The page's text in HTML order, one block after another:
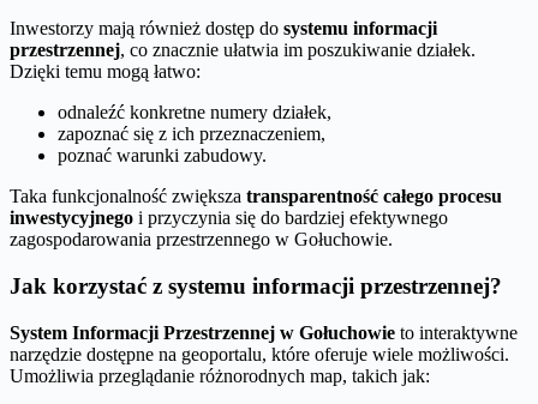
Inwestorzy mają również dostęp do systemu informacji
przestrzennej, co znacznie ułatwia im poszukiwanie działek.
Dzięki temu mogą łatwo:
odnaleźć konkretne numery działek,
zapoznać się z ich przeznaczeniem,
poznać warunki zabudowy.
Taka funkcjonalność zwiększa transparentność całego procesu
inwestycyjnego i przyczynia się do bardziej efektywnego
zagospodarowania przestrzennego w Gołuchowie.
Jak korzystać z systemu informacji przestrzennej?
System Informacji Przestrzennej w Gołuchowie to interaktywne
narzędzie dostępne na geoportalu, które oferuje wiele możliwości.
Umożliwia przeglądanie różnorodnych map, takich jak: